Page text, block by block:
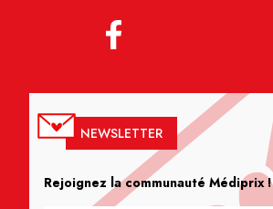
NEWSLETTER
Rejoignez la communauté Médiprix !